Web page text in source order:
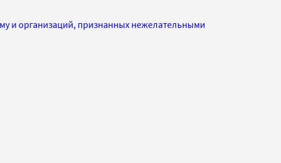
и организаций, признанных нежелательными